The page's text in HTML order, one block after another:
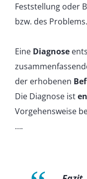
Feststellung oder
bzw. des Problems.
Eine Diagnose
der erhobenen
Die Diagnose ist
Vorgehensweise
….